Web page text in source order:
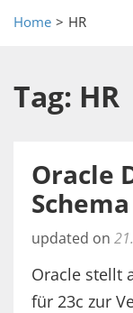
Home > HR
Tag: HR
Oracle
updated on
Oracle stellt
für 23c zur